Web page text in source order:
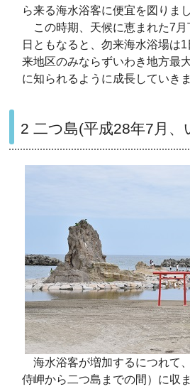
ら来る海水浴客に便宜を図りまし
この時期、天候に恵まれた7月
日ともなると、勿来海水浴場は
来地区のみならずいわき地方最
に知られるように成長していきま
2 二つ島(平成28年7月、
海水浴客が増加するにつれて
侍岬から二つ島までの間）に収